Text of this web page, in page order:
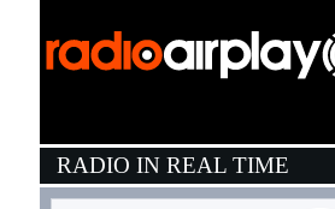
RADIO IN REAL TIME